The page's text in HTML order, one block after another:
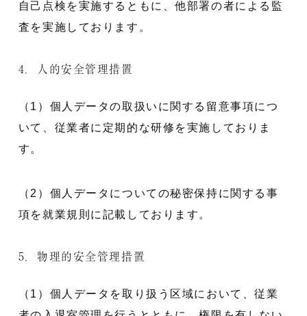
自己点検を実施するともに、他部署の者による監
査を実施しております。
4．人的安全管理措置
（1）個人データの取扱いに関する留意事項につ
いて、従業者に定期的な研修を実施しておりま
す。
（2）個人データについての秘密保持に関する事
項を就業規則に記載しております。
5．物理的安全管理措置
（1）個人データを取り扱う区域において、従業